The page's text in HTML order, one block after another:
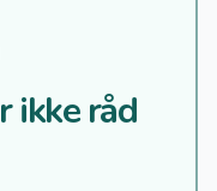
ikke råd